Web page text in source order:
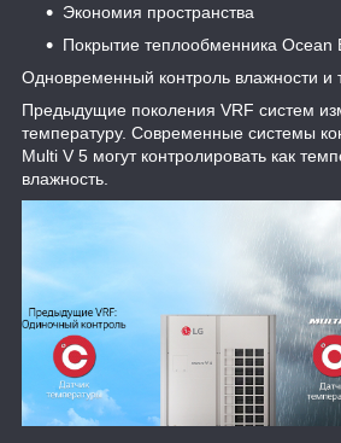
Экономия пространства
Покрытие теплообменника Ocean
Одновременный контроль влажности и
Предыдущие поколения VRF систем
температуру. Современные системы
Multi V 5 могут контролировать как
влажность.